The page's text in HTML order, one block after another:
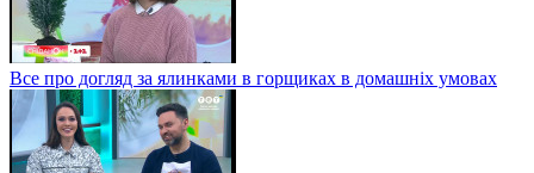
Все про догляд за ялинками в горщиках в домашніх умовах